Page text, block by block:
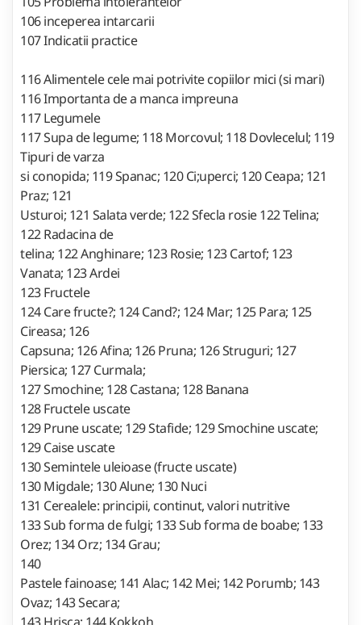
106 inceperea intarcarii
107 Indicatii practice
116 Alimentele cele mai potrivite copiilor mici (si mari)
116 Importanta de a manca impreuna
117 Legumele
117 Supa de legume; 118 Morcovul; 118 Dovlecelul; 119
Tipuri de varza
si conopida; 119 Spanac; 120 Ci;uperci; 120 Ceapa; 121
Praz; 121
Usturoi; 121 Salata verde; 122 Sfecla rosie 122 Telina;
122 Radacina de
telina; 122 Anghinare; 123 Rosie; 123 Cartof; 123
Vanata; 123 Ardei
123 Fructele
124 Care fructe?; 124 Cand?; 124 Mar; 125 Para; 125
Cireasa; 126
Capsuna; 126 Afina; 126 Pruna; 126 Struguri; 127
Piersica; 127 Curmala;
127 Smochine; 128 Castana; 128 Banana
128 Fructele uscate
129 Prune uscate; 129 Stafide; 129 Smochine uscate;
129 Caise uscate
130 Semintele uleioase (fructe uscate)
130 Migdale; 130 Alune; 130 Nuci
131 Cerealele: principii, continut, valori nutritive
133 Sub forma de fulgi; 133 Sub forma de boabe; 133
Orez; 134 Orz; 134 Grau;
140
Pastele fainoase; 141 Alac; 142 Mei; 142 Porumb; 143
Ovaz; 143 Secara;